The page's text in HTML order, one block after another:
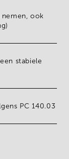
nemen, ook
stabiele
PC 140.03